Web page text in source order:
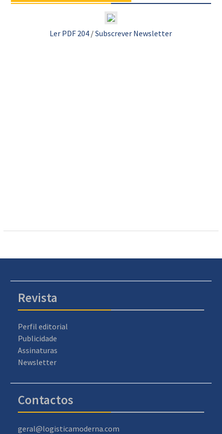
Ler PDF 204 /Subscrever Newsletter
Revista
Perfil editorial
Publicidade
Assinaturas
Newsletter
Contactos
geral@logisticamoderna.com